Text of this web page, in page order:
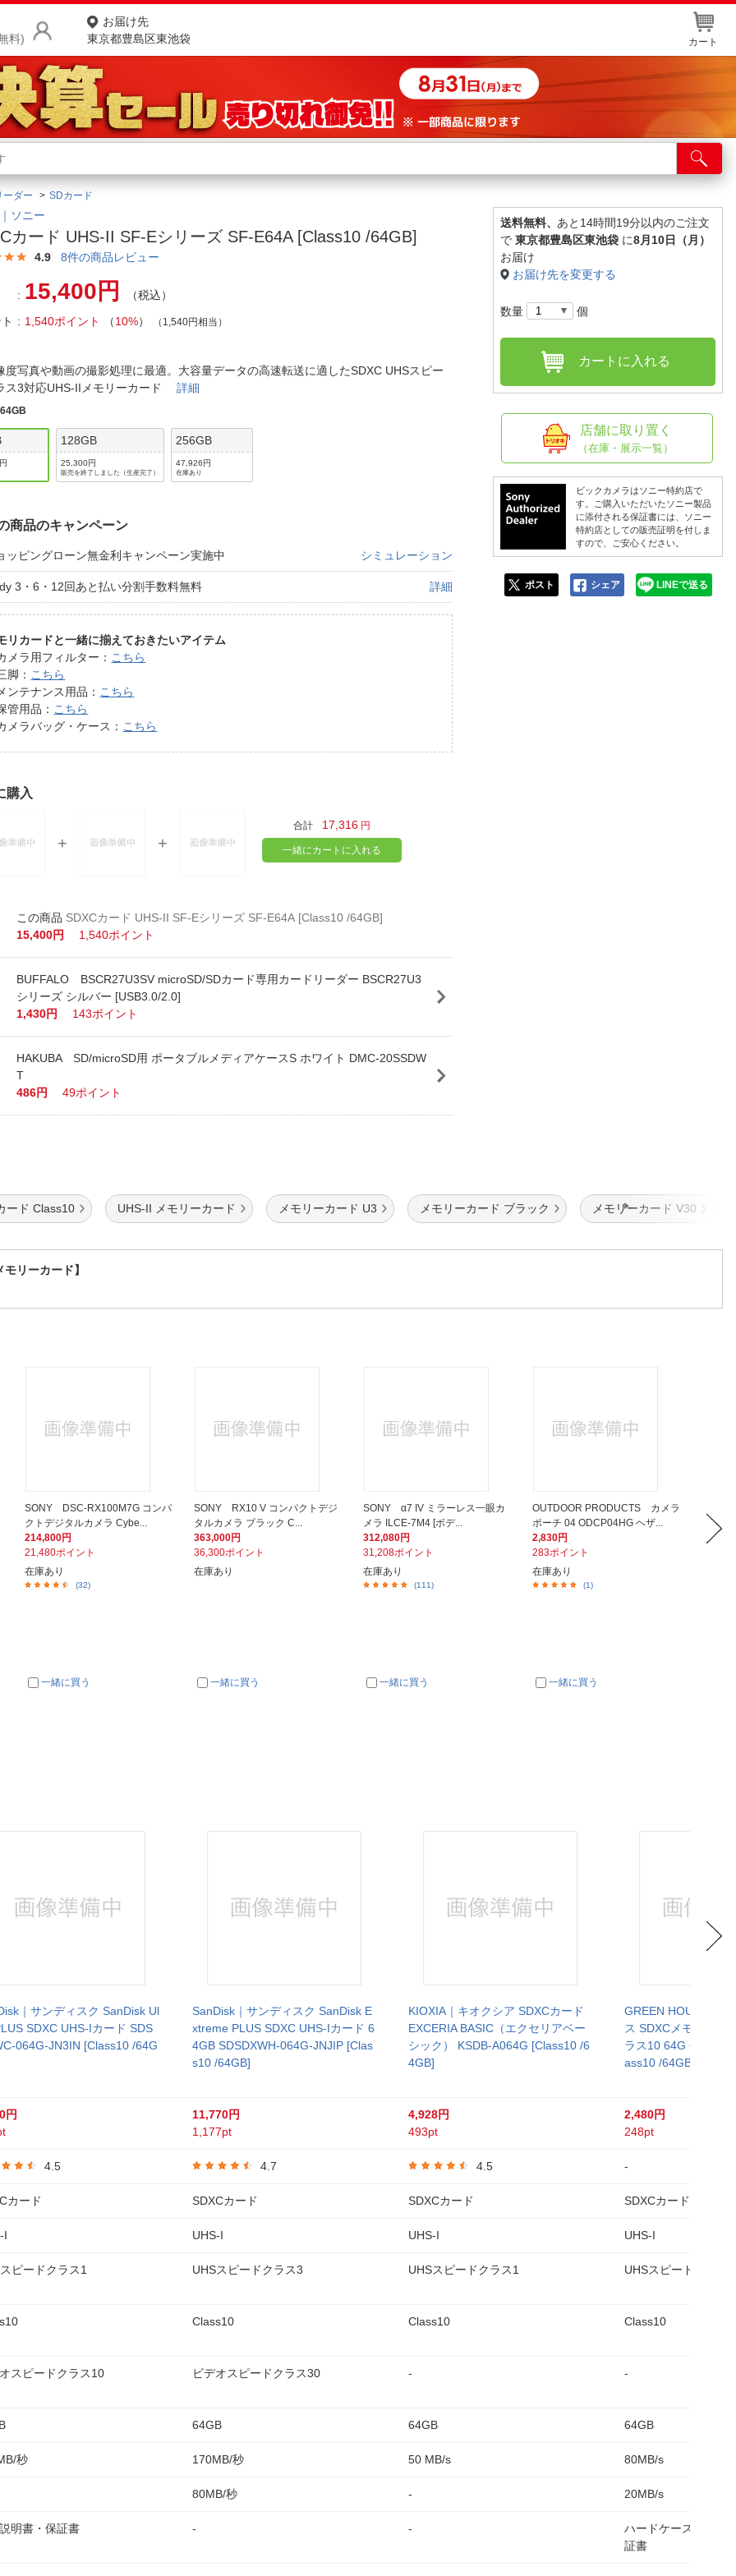
料)
お届け先
東京都豊島区東池袋
カート
商品をさがす
ランキングからさがす
お客様サポート
よくある質問・お問合せ
店舗サービス
ネット取り置き
店舗情報・店舗一覧
法人窓口
ーダー SDカード
ソニー
カード UHS-II SF-Eシリーズ SF-E64A [Class10 /64GB]
4.9 8件の商品レビュー
15,400円
（税込）
1,540ポイント （10%） （1,540円相当）
度写真や動画の撮影処理に最適。大容量データの高速転送に適したSDXC UHSスピー
ス3対応UHS-IIメモリーカード詳細
64GB
128GB
25,300円
販売を終了しました（生産完了）
256GB
47,926円
在庫あり
商品のキャンペーン
ッピングローン無金利キャンペーン実施中 シミュレーション
3・6・12回あと払い分割手数料無料 詳細
リカードと一緒に揃えておきたいアイテム
メラ用フィルター： こちら
脚： こちら
ンテナンス用品： こちら
管用品： こちら
メラバッグ・ケース： こちら
購入
合計 17,316 円
一緒にカートに入れる
SDXCカード UHS-II SF-Eシリーズ SF-E64A [Class10 /64GB]
15,400円
1,540ポイント
BUFFALO BSCR27U3SV microSD/SDカード専用カードリーダー BSCR27U3
シリーズ シルバー [USB3.0/2.0]
1,430円
143ポイント
HAKUBA SD/microSD用 ポータブルメディアケースS ホワイト DMC-20SSDW
T
486円
49ポイント
送料無料、 あと14時間19分以内のご注文
で 東京都豊島区東池袋 に8月10日（月）
お届け
お届け先を変更する
数量 個
カートに入れる
店舗に取り置く
（在庫・展示一覧）
ビックカメラはソニー特約店で
す。ご購入いただいたソニー製品
に添付される保証書には、ソニー
特約店としての販売証明を付しま
すので、ご安心ください。
ポスト シェア LINEで送る
ード Class10 UHS-II メモリーカード メモリーカード U3 メモリーカード ブラック メモリーカード V30
リーカード】
SONY DSC-RX100M7G コンパ
クトデジタルカメラ Cybe...
214,800円
21,480ポイント
在庫あり
(32)
一緒に買う
SONY RX10 V コンパクトデジ
タルカメラ ブラック C...
363,000円
36,300ポイント
在庫あり
一緒に買う
SONY α7 IV ミラーレス一眼カ
メラ ILCE-7M4 [ボデ...
312,080円
31,208ポイント
在庫あり
(111)
一緒に買う
OUTDOOR PRODUCTS カメラ
ポーチ 04 ODCP04HG ヘザ...
2,830円
283ポイント
在庫あり
(1)
一緒に買う
リン
6,530円
｜サンディスク SanDisk Ul
SDXC UHS-Iカード SDS
064G-JN3IN [Class10 /64G
円
4.5
カード
I
ピードクラス1
スピードクラス10
秒
明書・保証書
SanDisk｜サンディスク SanDisk E
xtreme PLUS SDXC UHS-Iカード 6
4GB SDSDXWH-064G-JNJIP [Clas
s10 /64GB]
11,770円
1,177pt
4.7
SDXCカード
UHS-I
UHSスピードクラス3
Class10
ビデオスピードクラス30
64GB
170MB/秒
80MB/秒
-
KIOXIA｜キオクシア SDXCカード
EXCERIA BASIC（エクセリアベー
シック） KSDB-A064G [Class10 /6
4GB]
4,928円
493pt
4.5
SDXCカード
UHS-I
UHSスピードクラス1
Class10
-
64GB
50 MB/s
-
-
GREEN HOUSE｜グ
ス SDXCメモリーカ
ラス10 64G GH-
ass10 /64GB]
2,480円
248pt
-
SDXCカード
UHS-I
UHSスピードクラス1
Class10
-
64GB
80MB/s
20MB/s
ハードケース、
証書